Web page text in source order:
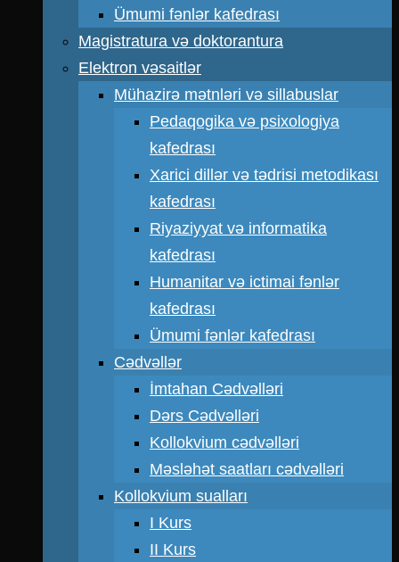
Ümumi fənlər kafedrası
Magistratura və doktorantura
Elektron vəsaitlər
Mühazirə mətnləri və sillabuslar
Pedaqogika və psixologiya
kafedrası
Xarici dillər və tədrisi metodikası
kafedrası
Riyaziyyat və informatika
kafedrası
Humanitar və ictimai fənlər
kafedrası
Ümumi fənlər kafedrası
Cədvəllər
İmtahan Cədvəlləri
Dərs Cədvəlləri
Kollokvium cədvəlləri
Məsləhət saatları cədvəlləri
Kollokvium sualları
I Kurs
II Kurs